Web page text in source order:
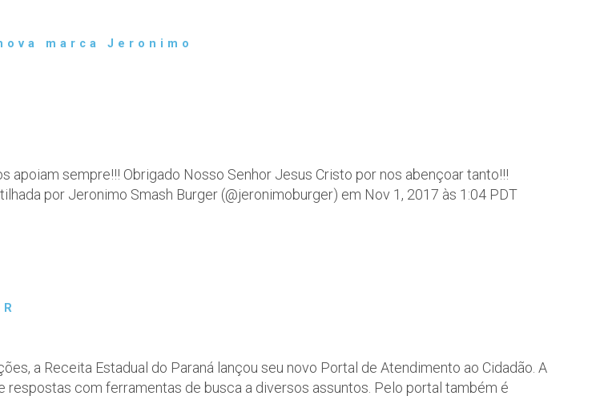
marca Jeronimo
sempre!!! Obrigado Nosso Senhor Jesus Cristo por nos abençoar tanto!!!
por Jeronimo Smash Burger (@jeronimoburger) em Nov 1, 2017 às 1:04 PDT
a Receita Estadual do Paraná lançou seu novo Portal de Atendimento ao Cidadão. A
com ferramentas de busca a diversos assuntos. Pelo portal também é